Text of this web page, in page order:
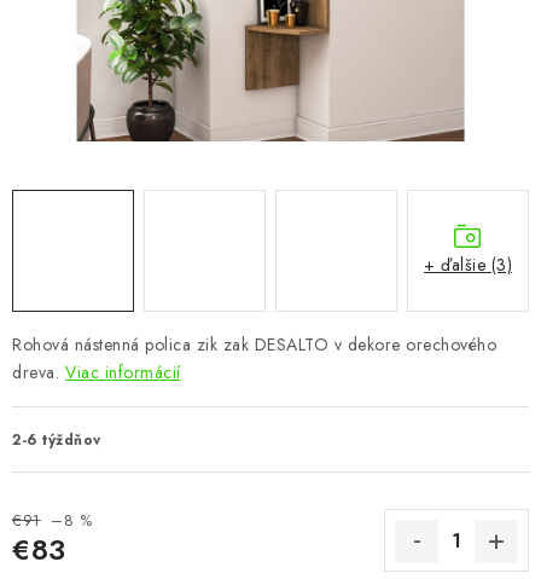
DETSKÉ A ŠTUDENTSKÉ
DOPLNKY A DEKORÁCIE
ZÁHRADA
Reklamácie a odstúpenie od zmluvy
Rohová nástenná polica zik zak DESALTO v dekore orechového
dreva. Viac informácií
2-6 týždňov
€91 –8 %
€83
+ ďalšie (3)